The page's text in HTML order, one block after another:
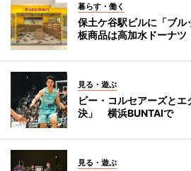
暮らす・働く
保土ケ谷駅ビルに「ブ
板商品は高加水ドーナツ
見る・遊ぶ
ビー・コルセアーズと
決」 横浜BUNTAIで
見る・遊ぶ